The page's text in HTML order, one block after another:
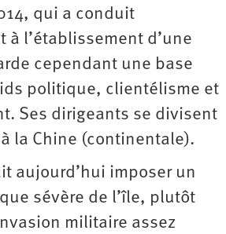
qui a conduit
à l’établissement d’une
cependant une base
politique, clientélisme et
Ses dirigeants se divisent
la Chine (continentale).
aujourd’hui imposer un
sévère de l’île, plutôt
militaire assez